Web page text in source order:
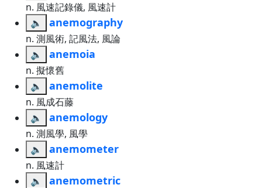
n. 風速記錄儀, 風速計
🔈
anemography
n. 測風術, 記風法, 風論
🔈
anemoia
n. 擬懷舊
🔈
anemolite
n. 風成石藤
🔈
anemology
n. 測風學, 風學
🔈
anemometer
n. 風速計
🔈
anemometric